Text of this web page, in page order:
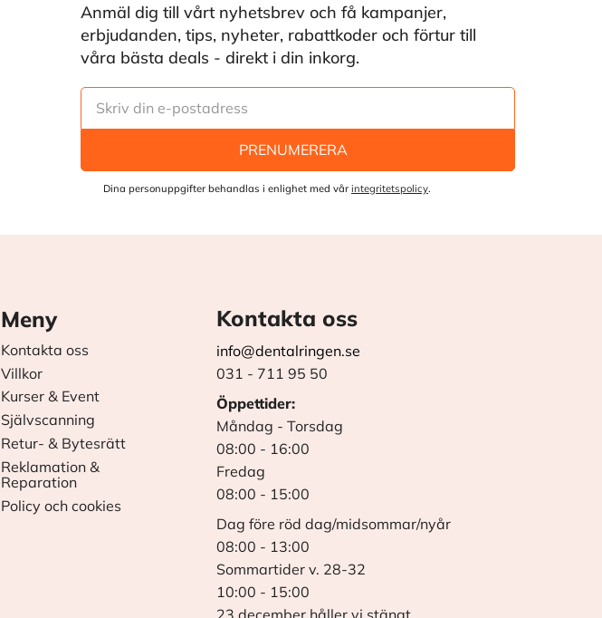
Anmäl dig till vårt nyhetsbrev och få kampanjer,
erbjudanden, tips, nyheter, rabattkoder och förtur till
våra bästa deals - direkt i din inkorg.
PRENUMERERA
Dina personuppgifter behandlas i enlighet med vår integritetspolicy.
Meny
Kontakta oss
Villkor
Kurser & Event
Självscanning
Retur- & Bytesrätt
Reklamation &
Reparation
Policy och cookies
Kontakta oss
info@dentalringen.se
031 - 711 95 50
Öppettider:
Måndag - Torsdag
08:00 - 16:00
Fredag
08:00 - 15:00
Dag före röd dag/midsommar/nyår
08:00 - 13:00
Sommartider v. 28-32
10:00 - 15:00
23 december håller vi stängt